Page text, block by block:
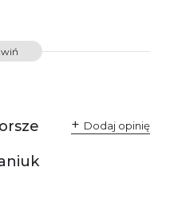
Dodaj opinię